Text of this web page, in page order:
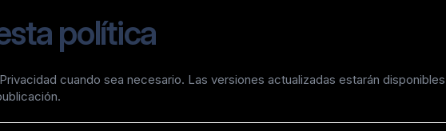
política
cuando sea necesario. Las versiones actualizadas estarán